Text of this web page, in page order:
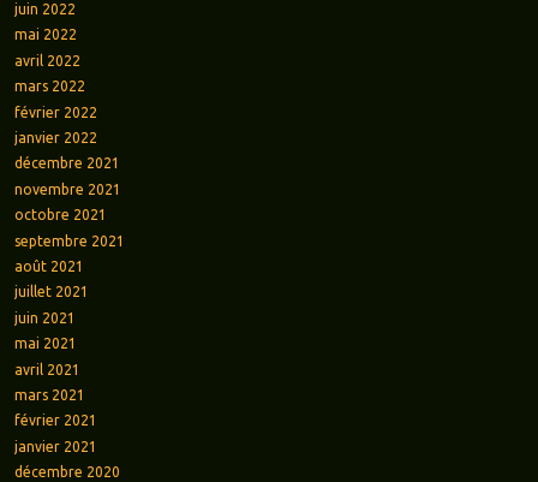
juin 2022
mai 2022
avril 2022
mars 2022
février 2022
janvier 2022
décembre 2021
novembre 2021
octobre 2021
septembre 2021
août 2021
juillet 2021
juin 2021
mai 2021
avril 2021
mars 2021
février 2021
janvier 2021
décembre 2020